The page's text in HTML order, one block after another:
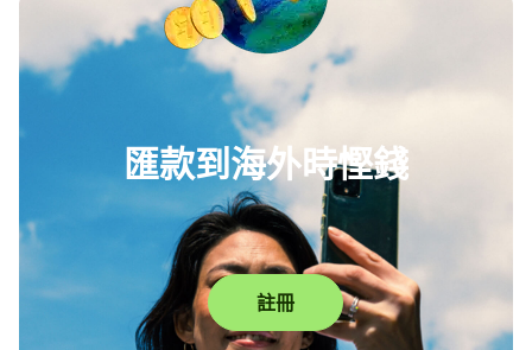
匯款到海外時慳錢
註冊